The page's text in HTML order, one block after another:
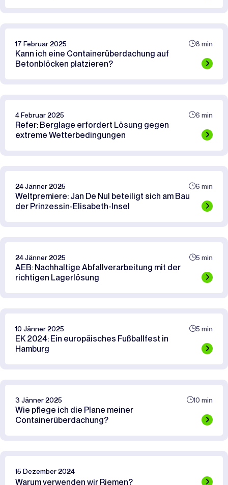
17 Februar 2025 8 min
Kann ich eine Containerüberdachung auf
Betonblöcken platzieren?
4 Februar 2025 6 min
Refer: Berglage erfordert Lösung gegen
extreme Wetterbedingungen
24 Jänner 2025 6 min
Weltpremiere: Jan De Nul beteiligt sich am Bau
der Prinzessin-Elisabeth-Insel
24 Jänner 2025 5 min
AEB: Nachhaltige Abfallverarbeitung mit der
richtigen Lagerlösung
10 Jänner 2025 5 min
EK 2024: Ein europäisches Fußballfest in
Hamburg
3 Jänner 2025 10 min
Wie pflege ich die Plane meiner
Containerüberdachung?
15 Dezember 2024
Warum verwenden wir Riemen?